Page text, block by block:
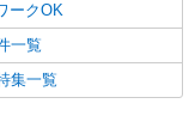
ークOK
一覧
集一覧